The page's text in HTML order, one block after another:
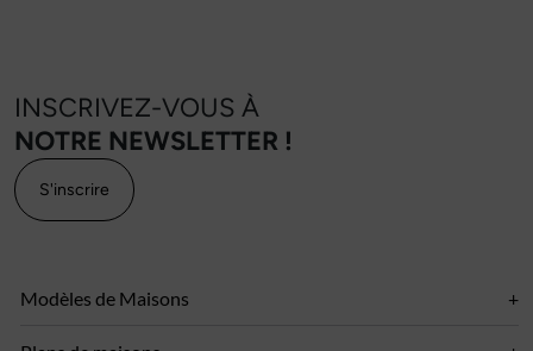
INSCRIVEZ-VOUS À
NOTRE NEWSLETTER !
S'inscrire
Modèles de Maisons